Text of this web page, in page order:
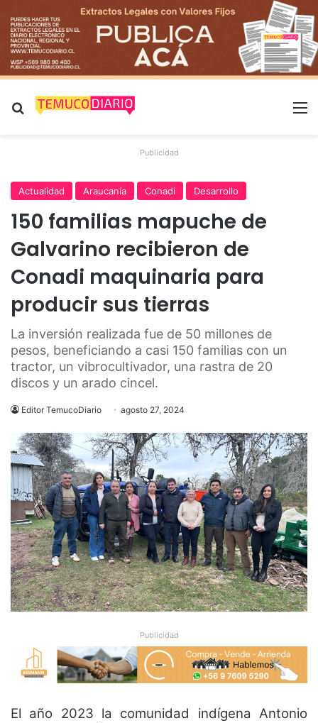
Buscar por
Publicidad
Actualidad Araucanía Conadi Desarrollo
150 familias mapuche de
Galvarino recibieron de
Conadi maquinaria para
producir sus tierras
La inversión realizada fue de 50 millones de
pesos, beneficiando a casi 150 familias con un
tractor, un vibrocultivador, una rastra de 20
discos y un arado cincel.
Editor TemucoDiario agosto 27, 2024
Publicidad
El año 2023 la comunidad indígena Antonio